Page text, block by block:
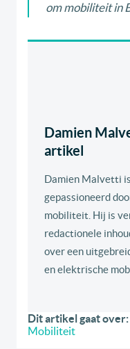
om mobiliteit in
Damien
artikel
Damien Malvetti
gepassioneerd
mobiliteit. Hij is
redactionele
over een
en elektrische
Dit artikel gaat over:
Mobiliteit